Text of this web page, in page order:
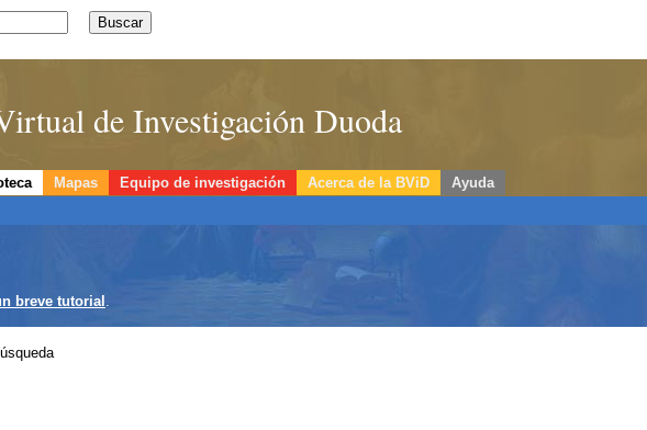
de Investigación Duoda
Mapas Equipo de investigación Acerca de la BViD Ayuda
breve tutorial .